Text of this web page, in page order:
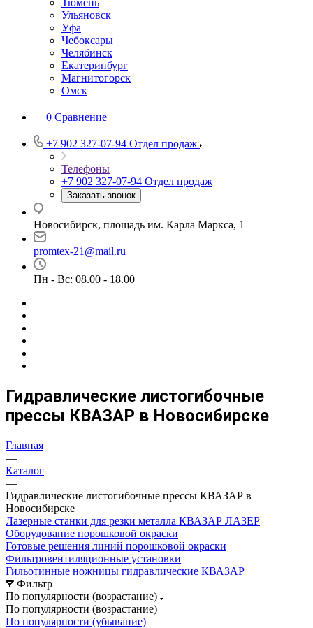
Тюмень
Ульяновск
Уфа
Чебоксары
Челябинск
Екатеринбург
Магнитогорск
Омск
0 Сравнение
+7 902 327-07-94 Отдел продаж
Телефоны
+7 902 327-07-94 Отдел продаж
Заказать звонок
Новосибирск, площадь им. Карла Маркса, 1
promtex-21@mail.ru
Пн - Вс: 08.00 - 18.00
Гидравлические листогибочные
прессы КВАЗАР в Новосибирске
Главная
—
Каталог
—
Гидравлические листогибочные прессы КВАЗАР в
Новосибирске
Лазерные станки для резки металла КВАЗАР ЛАЗЕР
Оборудование порошковой окраски
Готовые решения линий порошковой окраски
Фильтровентиляционные установки
Гильотинные ножницы гидравлические КВАЗАР
Фильтр
По популярности (возрастание)
По популярности (возрастание)
По популярности (убывание)